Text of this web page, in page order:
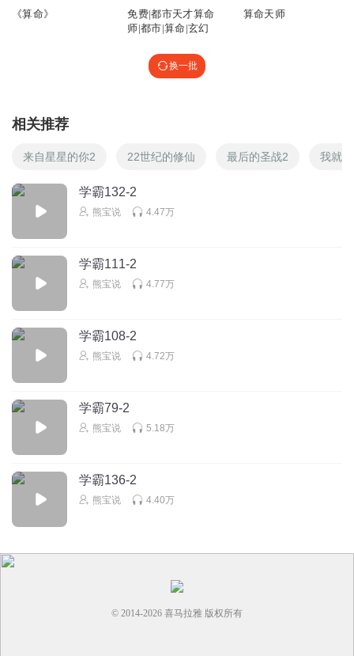
《算命》
免费|都市天才算命
师|都市|算命|玄幻
算命天师
换一批
相关推荐
来自星星的你2 22世纪的修仙 最后的圣战2 我就
学霸132-2
熊宝说 4.47万
学霸111-2
熊宝说 4.77万
学霸108-2
熊宝说 4.72万
学霸79-2
熊宝说 5.18万
学霸136-2
熊宝说 4.40万
© 2014-2026 喜马拉雅 版权所有